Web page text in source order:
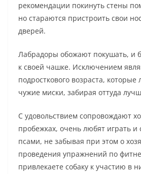
рекомендации покинуть стены
но стараются пристроить свои
дверей.
Лабрадоры обожают покушать, и
к своей чашке. Исключением
подросткового возраста, которые
чужие миски, забирая оттуда
С удовольствием сопровождают
пробежках, очень любят играть и
псами, не забывая при этом о
проведения упражнений по
привлекаете собаку к участию в